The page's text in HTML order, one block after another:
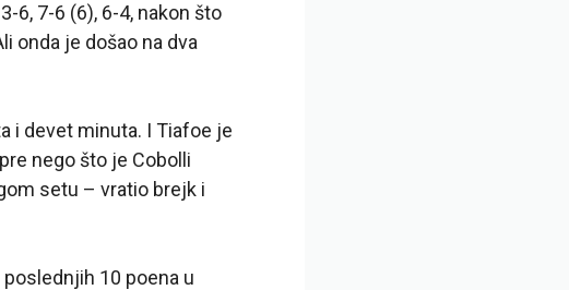
6, 7-6 (6), 6-4, nakon što
onda je došao na dva
i devet minuta. I Tiafoe je
nego što je Cobolli
setu – vratio brejk i
10 poena u